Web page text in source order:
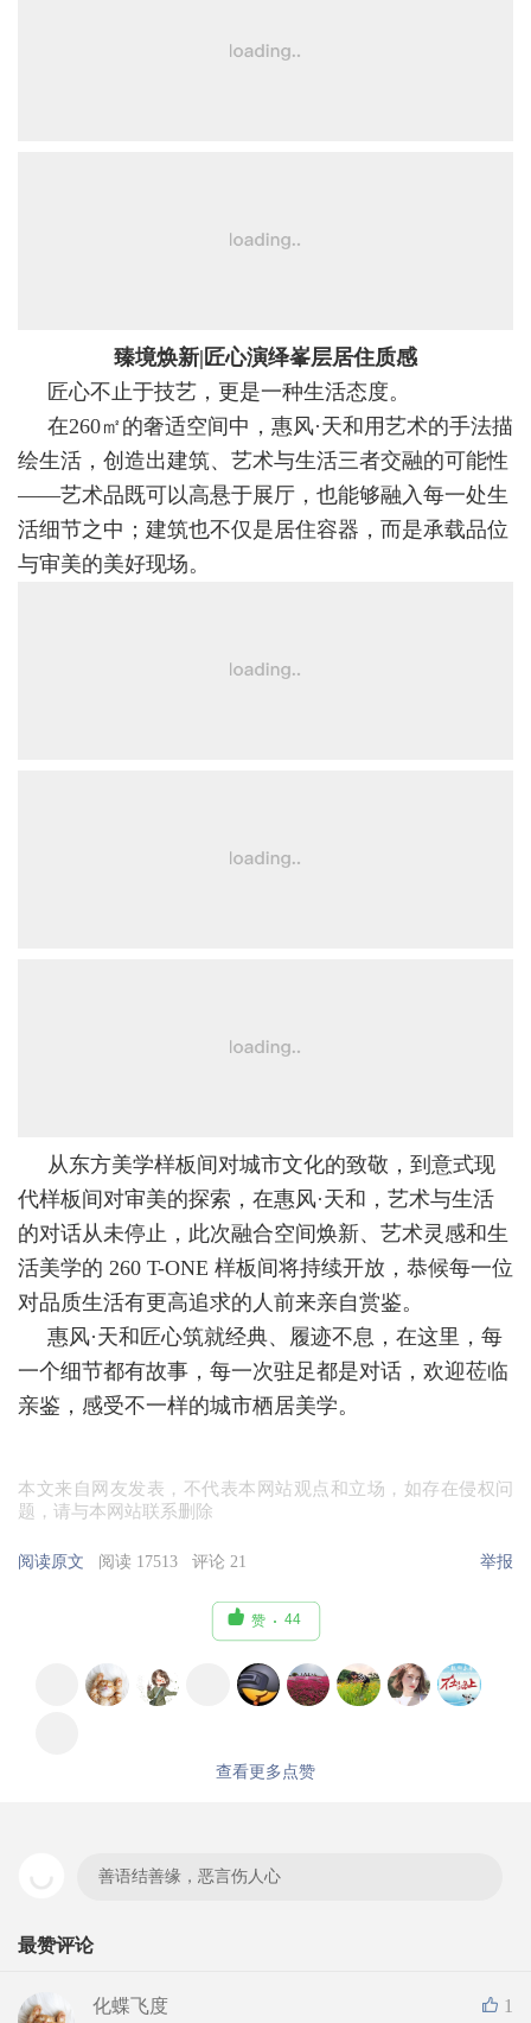
臻境焕新|匠心演绎峯层居住质感
匠心不止于技艺，更是一种生活态度。
在260㎡的奢适空间中，惠风·天和用艺术的手法描
绘生活，创造出建筑、艺术与生活三者交融的可能性
——艺术品既可以高悬于展厅，也能够融入每一处生
活细节之中；建筑也不仅是居住容器，而是承载品位
与审美的美好现场。
从东方美学样板间对城市文化的致敬，到意式现
代样板间对审美的探索，在惠风·天和，艺术与生活
的对话从未停止，此次融合空间焕新、艺术灵感和生
活美学的 260 T-ONE 样板间将持续开放，恭候每一位
对品质生活有更高追求的人前来亲自赏鉴。
惠风·天和匠心筑就经典、履迹不息，在这里，每
一个细节都有故事，每一次驻足都是对话，欢迎莅临
亲鉴，感受不一样的城市栖居美学。
本文来自网友发表，不代表本网站观点和立场，如存在侵权问
题，请与本网站联系删除
阅读原文 阅读 17513 评论 21 举报
 赞 44
查看更多点赞
善语结善缘，恶言伤人心
最赞评论
1
化蝶飞度